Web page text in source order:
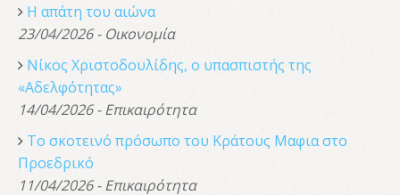
Η απάτη του αιώνα
23/04/2026 - Οικονομία
Νίκος Χριστοδουλίδης, o υπασπιστής της
«Αδελφότητας»
14/04/2026 - Επικαιρότητα
Το σκοτεινό πρόσωπο του Κράτους Μαφια στο
Προεδρικό
11/04/2026 - Επικαιρότητα